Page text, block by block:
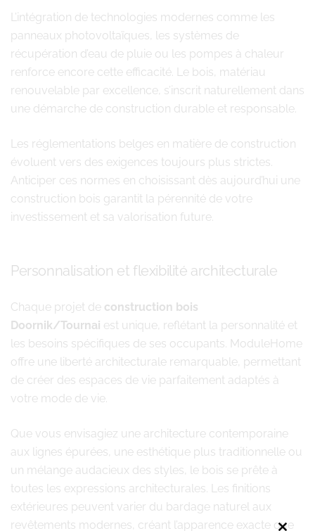
L’intégration de technologies modernes comme les
panneaux photovoltaïques, les systèmes de
récupération d’eau de pluie ou les pompes à chaleur
renforce encore cette efficacité. Le bois, matériau
renouvelable par excellence, s’inscrit naturellement dans
une démarche de construction durable et responsable.
Les réglementations belges en matière de construction
évoluent vers des exigences toujours plus strictes.
Anticiper ces normes en choisissant dès aujourd’hui une
construction bois garantit la pérennité de votre
investissement et sa valorisation future.
Personnalisation et flexibilité architecturale
Chaque projet de construction bois
Doornik/Tournai est unique, reflétant la personnalité et
les besoins spécifiques de ses occupants. ModuleHome
offre une liberté architecturale remarquable, permettant
de créer des espaces de vie parfaitement adaptés à
votre mode de vie.
Que vous envisagiez une architecture contemporaine
aux lignes épurées, une esthétique plus traditionnelle ou
un mélange audacieux des styles, le bois se prête à
toutes les expressions architecturales. Les finitions
extérieures peuvent varier du bardage naturel aux
revêtements modernes, créant l’apparence exacte que